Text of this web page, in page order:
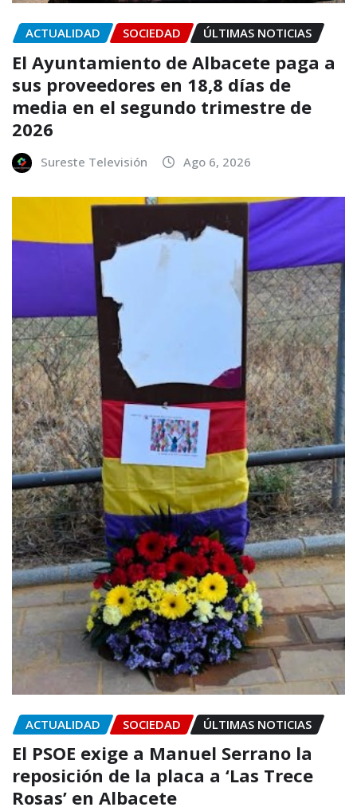
ACTUALIDAD SOCIEDAD ÚLTIMAS NOTICIAS
El Ayuntamiento de Albacete paga a
sus proveedores en 18,8 días de
media en el segundo trimestre de
2026
Sureste Televisión Ago 6, 2026
ACTUALIDAD SOCIEDAD ÚLTIMAS NOTICIAS
El PSOE exige a Manuel Serrano la
reposición de la placa a ‘Las Trece
Rosas’ en Albacete